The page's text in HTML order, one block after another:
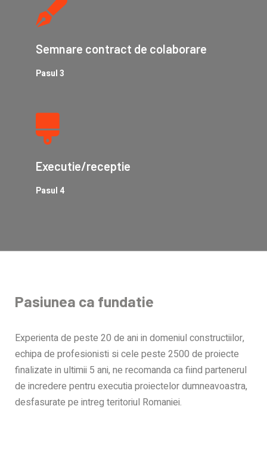
Semnare contract de colaborare
Pasul 3
Executie/receptie
Pasul 4
Pasiunea ca fundatie
Experienta de peste 20 de ani in domeniul constructiilor,
echipa de profesionisti si cele peste 2500 de proiecte
finalizate in ultimii 5 ani, ne recomanda ca fiind partenerul
de incredere pentru executia proiectelor dumneavoastra,
desfasurate pe intreg teritoriul Romaniei.